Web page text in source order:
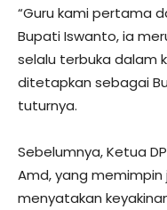
“Guru kami pertama
Bupati Iswanto, ia
selalu terbuka dalam
ditetapkan sebagai
tuturnya.
Sebelumnya, Ketua
Amd, yang
menyatakan